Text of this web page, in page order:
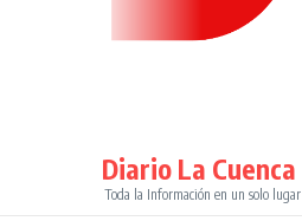
Diario La Cuenca
Toda la Información en un solo lugar